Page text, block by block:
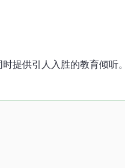
提供引人入胜的教育倾听